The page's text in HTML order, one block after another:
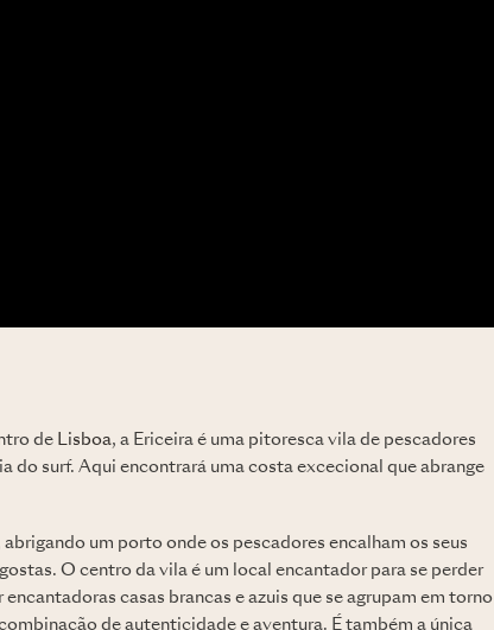
de Lisboa, a Ericeira é uma pitoresca vila de pescadores
do surf. Aqui encontrará uma costa excecional que abrange
um porto onde os pescadores encalham os seus
O centro da vila é um local encantador para se perder
casas brancas e azuis que se agrupam em torno
de autenticidade e aventura. É também a única